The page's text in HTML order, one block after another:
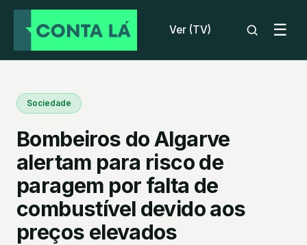
Ver (TV) ☰
Sociedade
Bombeiros do Algarve
alertam para risco de
paragem por falta de
combustível devido aos
preços elevados